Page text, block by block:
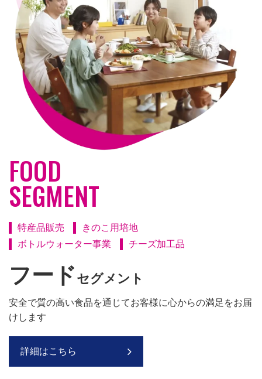
FOOD
SEGMENT
特産品販売
きのこ用培地
ボトルウォーター事業
チーズ加工品
フード セグメント
安全で質の高い食品を通じてお客様に心からの満足をお届
けします
詳細はこちら